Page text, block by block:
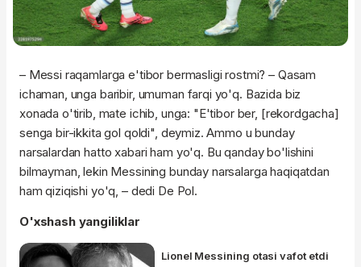
– Messi raqamlarga e'tibor bermasligi rostmi? – Qasam
ichaman, unga baribir, umuman farqi yo'q. Bazida biz
xonada o'tirib, mate ichib, unga: "E'tibor ber, [rekordgacha]
senga bir-ikkita gol qoldi", deymiz. Ammo u bunday
narsalardan hatto xabari ham yo'q. Bu qanday bo'lishini
bilmayman, lekin Messining bunday narsalarga haqiqatdan
ham qiziqishi yo'q, – dedi De Pol.
O'xshash yangiliklar
Lionel Messining otasi vafot etdi